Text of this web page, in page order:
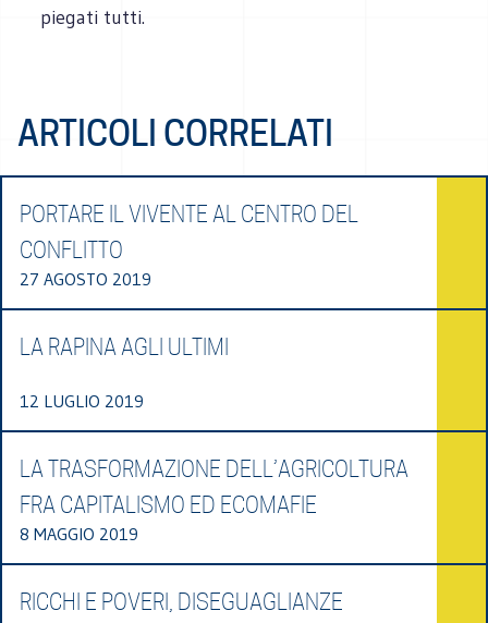
piegati tutti.
ARTICOLI CORRELATI
PORTARE IL VIVENTE AL CENTRO DEL
CONFLITTO
27 AGOSTO 2019
LA RAPINA AGLI ULTIMI
12 LUGLIO 2019
LA TRASFORMAZIONE DELL’AGRICOLTURA
FRA CAPITALISMO ED ECOMAFIE
8 MAGGIO 2019
RICCHI E POVERI, DISEGUAGLIANZE